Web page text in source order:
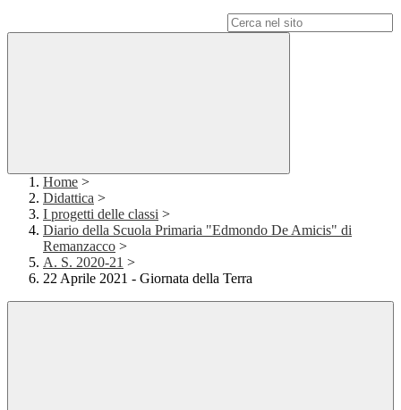
Home >
Didattica >
I progetti delle classi >
Diario della Scuola Primaria "Edmondo De Amicis" di
Remanzacco >
A. S. 2020-21 >
22 Aprile 2021 - Giornata della Terra